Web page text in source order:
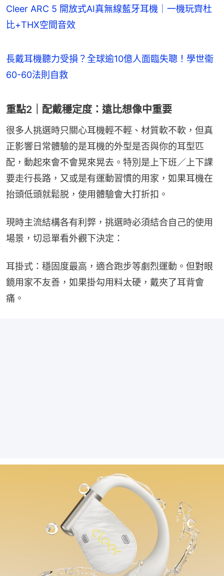
Cleer ARC 5 開放式AI真無線藍牙耳機｜一機玩齊杜
比+THX空間音效
長戴耳機聽力受損？全球逾10億人面臨失聰！學世衞
60-60法則自救
重點2｜配戴穩定度：遠比想像中重要
很多人挑選時只關心耳機輕不輕、材質軟不軟，但真
正影響日常體驗的是耳機的外型是否與你的耳型匹
配，動起來會不會晃來晃去。特別是上下班／上下課
要走行長路，又或是有運動習慣的用家，如果耳機在
抬頭低頭就鬆脱，使用體驗會大打折扣。
現時主流結構各有利弊，挑選時必須結合自己的使用
場景，切忌單看外觀下決定：
耳掛式：穩固度最高，適合跑步等劇烈運動。但對眼
鏡用家不友善，如果掛勾用料太硬，戴夾了耳背會
痛。